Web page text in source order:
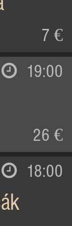
7 €
19:00
26 €
18:00